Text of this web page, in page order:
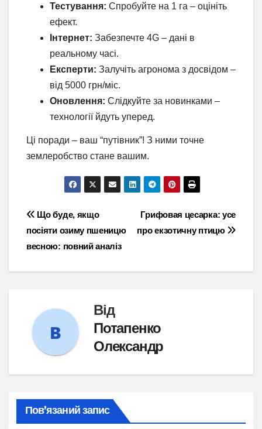
Тестування: Спробуйте на 1 га – оцініть
ефект.
Інтернет: Забезпечте 4G – дані в
реальному часі.
Експерти: Залучіть агронома з досвідом –
від 5000 грн/міс.
Оновлення: Слідкуйте за новинками –
технології йдуть уперед.
Ці поради – ваш “путівник”! З ними точне
землеробство стане вашим.
Навігація
записів
Грифовая цесарка: усе
про екзотичну птицю
Що буде, якщо
посіяти озиму пшеницю
весною: повний аналіз
Від
Потапенко
Олександр
Пов’язаний запис